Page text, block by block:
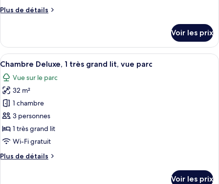
chambre :
2
lits
une
place
Plus de détails
Plus
le
type
de
Chambre
Deluxe,
lits
une
place
Voir les prix
Afficher
toutes
les
photos
pour
ce
type
de
chambre :
Chambre
Une chambre d’hôtel dotée d’une
8
Chambre Deluxe, 1 très grand lit, vue parc
Vue sur le parc
32 m²
1 chambre
3 personnes
1 très grand lit
Wi-Fi gratuit
Plus de détails
Plus
Voir les prix